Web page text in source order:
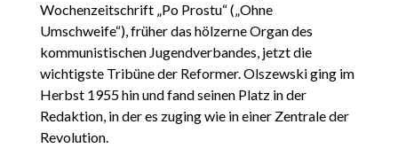
Wochenzeitschrift „Po Prostu“ („Ohne
Umschweife“), früher das hölzerne Organ des
kommunistischen Jugendverbandes, jetzt die
wichtigste Tribüne der Reformer. Olszewski ging im
Herbst 1955 hin und fand seinen Platz in der
Redaktion, in der es zuging wie in einer Zentrale der
Revolution.